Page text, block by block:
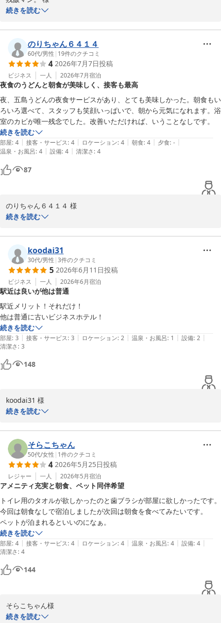
この度はホテルリソル佐世保をご利用いただき誠にありがとうござ
客室の空調に関しましてご不便をおかけし大変申し訳ございません
でした。
当館の空調は全館一括管理のシステムを採用しておりお部屋では風
量の調節のみとなるため、夏の暑い時期に快適な室温を保てなかっ
たこと心よりお詫び申し上げます。
貸出用の扇風機のご用意もございますのでフロントへお声がけくだ
さいませ。少しでも快適にお過ごしいただけるよう努めてまいりま
す。
貴重なご意見をいただき、誠にありがとうございました。
またのご来館をスタッフ一同心よりお待ち申し上げております。
ホテルリソル佐世保　山瀧
ホテルリソル佐世保
2026-07-30
続きを読む
のりちゃん６４１４
60代/男性 | 19件のクチコミ
4 2026年7月7日投稿
ビジネス 一人 2026年7月宿泊
夜食のうどんと朝食が美味しく、接客も最高
夜、五島うどんの夜食サービスがあり、とても美味しかった。朝食もい
ろいろ選べて、スタッフも笑顔いっぱいで、朝から元気になれます。浴
室のカビが唯一残念でした。改善いただければ、いうことなしです。
続きを読む
部屋: 4 | 接客・サービス: 4 | ロケーション: 4 | 朝食: 4 | 夕食: - |
温泉・お風呂: 4 | 設備: 4 | 清潔さ: 4
87
のりちゃん６４１４ 様
この度はホテルリソル佐世保をご利用いただき誠にありがとうござ
またお忙しい中、温かいお言葉と貴重なご指摘をお寄せいただきま
したこと重ねて御礼申し上げます。
夜食の五島うどんや朝食そしてスタッフの笑顔についてお褒めいた
だき大変光栄です。お客様に「朝から元気になれる」と感じていた
だけたことは私共にとって何よりの励みとなります。
しかしながら浴室のカビに関しましてご不快な思いをさせてしまい
誠に申し訳ございませんでした。
せっかくのお寛ぎの時間を台無しにしてしまいましたこと深くお詫
び申し上げます。
ご指摘いただきました箇所は直ちに清掃・点検を強化し改善に努め
てまいります。
次回お越しいただいた際には「いうことなし」の満点のお言葉をい
ただけるようスタッフ一同清潔感のある空間づくりに邁進してまい
ホテルリソル佐世保　山瀧
ホテルリソル佐世保
2026-07-30
続きを読む
koodai31
30代/男性 |3件のクチコミ
5 2026年6月11日投稿
ビジネス 一人 2026年6月宿泊
駅近は良いが他は普通
駅近メリット！それだけ！
他は普通に古いビジネスホテル！
続きを読む
部屋: 3 | 接客・サービス: 3 | ロケーション: 2 | 温泉・お風呂: 1 | 設備: 2 |
清潔さ: 3
148
koodai31 様
この度はホテルリソル佐世保をご利用いただきまして誠にありがと
数あるホテルの中から当ホテルをお選びいただきましてありがとう
ございます。
おもてなしの心を大切にしお客さまのご期待に添えるサービスを提
供していく所存です。
今後も多くのお客様に選ばれるホテルを目指し精進して参ります。
お客様のまたのご来館を心よりお待ち申し上げます。
ホテルリソル佐世保　山瀧
ホテルリソル佐世保
2026-06-18
続きを読む
そらこちゃん
50代/女性 | 1件のクチコミ
4 2026年5月25日投稿
レジャー 一人 2026年5月宿泊
アメニティ充実と朝食、ペット同伴希望
トイレ用のタオルが欲しかったのと歯ブラシが部屋に欲しかったです。
今回は朝食なしで宿泊しましたが次回は朝食を食べてみたいです。
ペットが泊まれるといいのになぁ。
続きを読む
部屋: 4 | 接客・サービス: 4 | ロケーション: 4 | 温泉・お風呂: 4 | 設備: 4 |
清潔さ: 4
144
そらこちゃん様
この度はホテルリソル佐世保をご利用いただきまして誠にありがと
続きを読む